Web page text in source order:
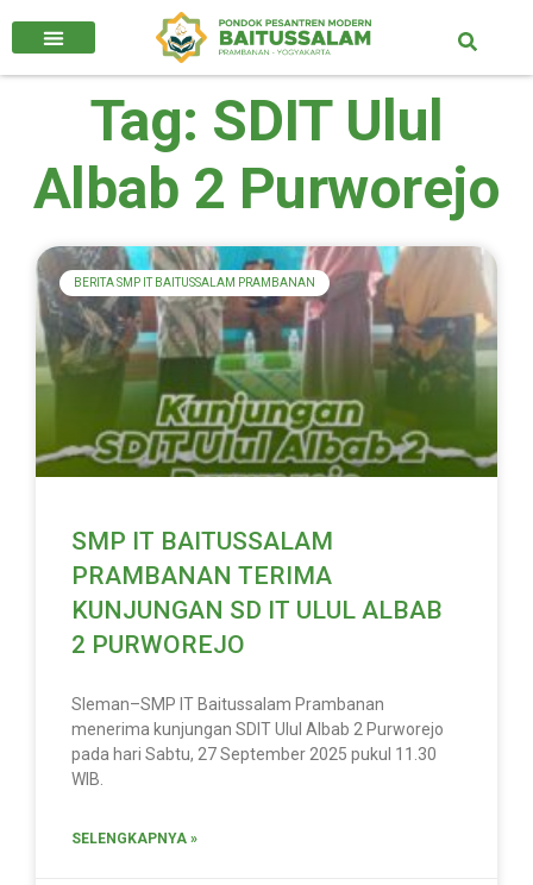
Tag: SDIT Ulul
Albab 2 Purworejo
BERITA SMP IT BAITUSSALAM PRAMBANAN
SMP IT BAITUSSALAM
PRAMBANAN TERIMA
KUNJUNGAN SD IT ULUL ALBAB
2 PURWOREJO
Sleman–SMP IT Baitussalam Prambanan
menerima kunjungan SDIT Ulul Albab 2 Purworejo
pada hari Sabtu, 27 September 2025 pukul 11.30
WIB.
SELENGKAPNYA »